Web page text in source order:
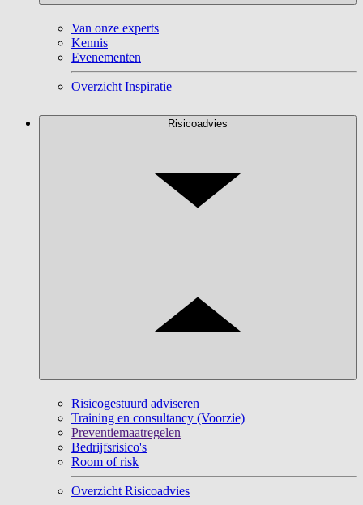
Van onze experts
Kennis
Evenementen
Overzicht Inspiratie
Risicoadvies
Risicogestuurd adviseren
Training en consultancy (Voorzie)
Preventiemaatregelen
Bedrijfsrisico's
Room of risk
Overzicht Risicoadvies